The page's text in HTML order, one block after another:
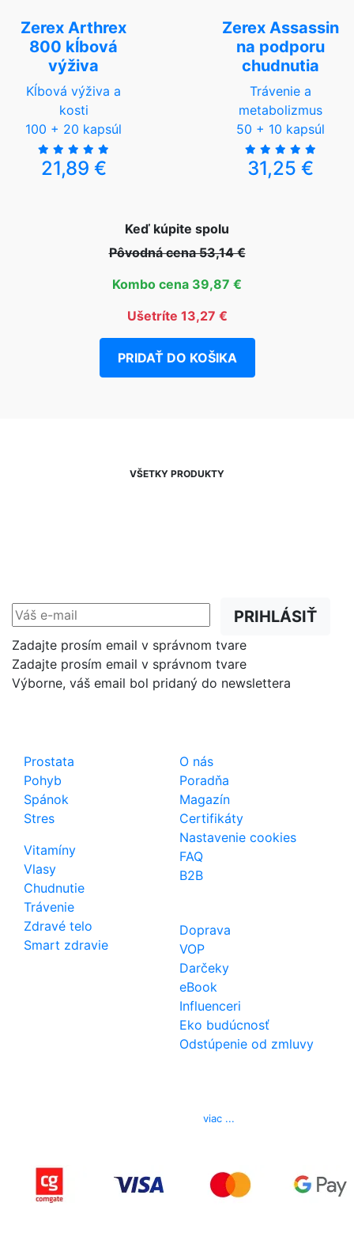
Zerex Arthrex
800 kĺbová
výživa
Kĺbová výživa a
kosti
100 + 20 kapsúl
21,89 €
Zerex Assassin
na podporu
chudnutia
Trávenie a
metabolizmus
50 + 10 kapsúl
31,25 €
Keď kúpite spolu
Pôvodná cena 53,14 €
Kombo cena 39,87 €
Ušetríte 13,27 €
PRIDAŤ DO KOŠIKA
VŠETKY PRODUKTY
PRIHLÁSIŤ
Zadajte prosím email v správnom tvare
Zadajte prosím email v správnom tvare
Výborne, váš email bol pridaný do newslettera
Prostata
Pohyb
Spánok
Stres
Vitamíny
Vlasy
Chudnutie
Trávenie
Zdravé telo
Smart zdravie
O nás
Poradňa
Magazín
Certifikáty
Nastavenie cookies
FAQ
B2B
Doprava
VOP
Darčeky
eBook
Influenceri
Eko budúcnosť
Odstúpenie od zmluvy
viac ...